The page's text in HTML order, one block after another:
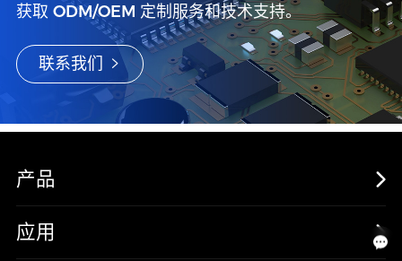
获取 ODM/OEM 定制服务和技术支持。
联系我们
产品
MOSFETs
应用